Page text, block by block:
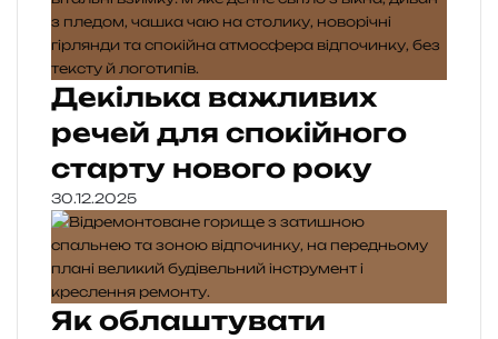
Декілька важливих
речей для спокійного
старту нового року
30.12.2025
Як облаштувати